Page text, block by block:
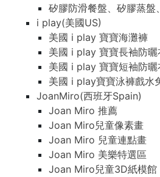
矽膠防滑餐盤、矽膠蒸盤
i play(美國US)
美國 i play 寶寶海灘褲
美國 i play 寶寶長袖防曬
美國 i play 寶寶短袖防曬
美國 i play寶寶泳褲戲水
JoanMiro(西班牙Spain)
Joan Miro 推薦
Joan Miro兒童像素畫
Joan Miro 兒童連點畫
Joan Miro 美樂特選區
Joan Miro兒童3D紙模館